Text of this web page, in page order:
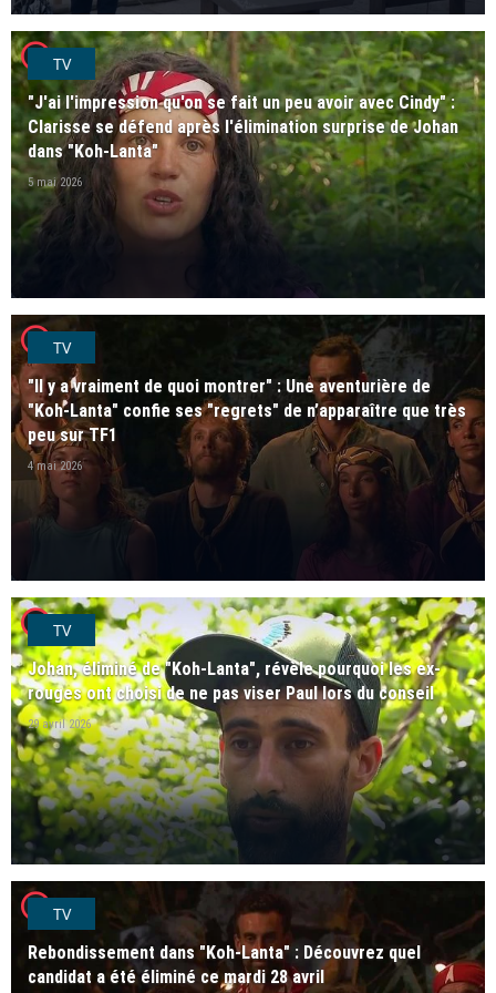
player2TV
"J'ai l'impression qu'on se fait un peu avoir avec Cindy" :
Clarisse se défend après l'élimination surprise de Johan
dans "Koh-Lanta"
5 mai 2026
player2TV
"Il y a vraiment de quoi montrer" : Une aventurière de
"Koh-Lanta" confie ses "regrets" de n’apparaître que très
peu sur TF1
4 mai 2026
player2TV
Johan, éliminé de "Koh-Lanta", révèle pourquoi les ex-
rouges ont choisi de ne pas viser Paul lors du conseil
29 avril 2026
player2TV
Rebondissement dans "Koh-Lanta" : Découvrez quel
candidat a été éliminé ce mardi 28 avril